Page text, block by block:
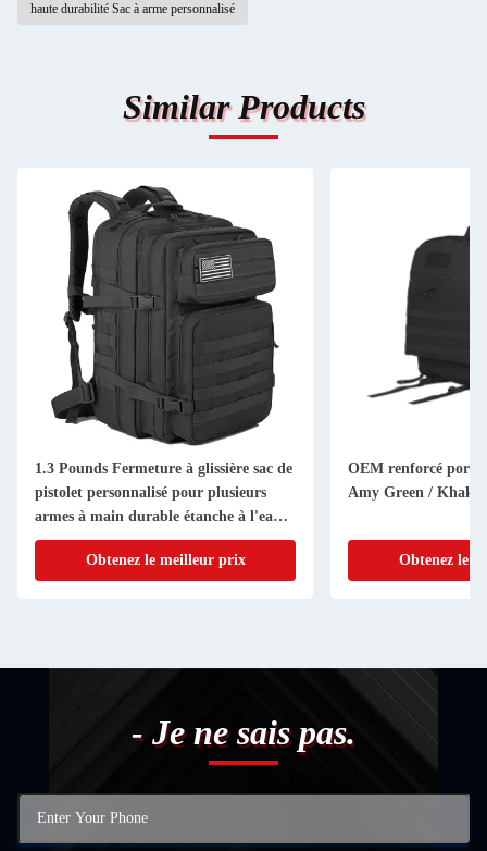
haute durabilité Sac à arme personnalisé
Similar Products
1.3 Pounds Fermeture à glissière sac de
pistolet personnalisé pour plusieurs
armes à main durable étanche à l'eau
étanche aux chocs
Obtenez le meilleur prix
OEM renforcé
Amy Green / Khaki
Obtenez le
- Je ne sais pas.